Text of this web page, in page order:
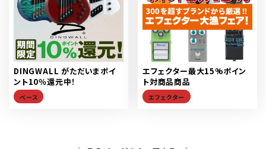
DINGWALL がただいまポイ
ント10％還元中！
ベース
エフェクター最大15%ポイン
ト対商品商品
エフェクター